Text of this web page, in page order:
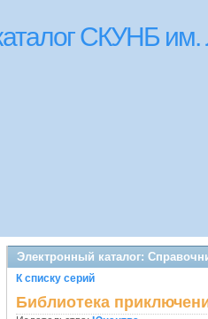
СКУНБ
Электронный каталог:
К списку серий
Библиотека